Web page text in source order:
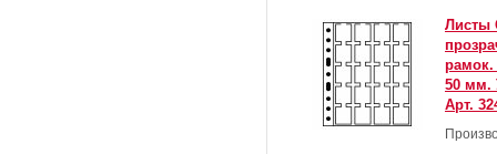
Листы
рамок.
50 мм.
Арт.